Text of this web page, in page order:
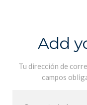
Add
Tu dirección de
campos